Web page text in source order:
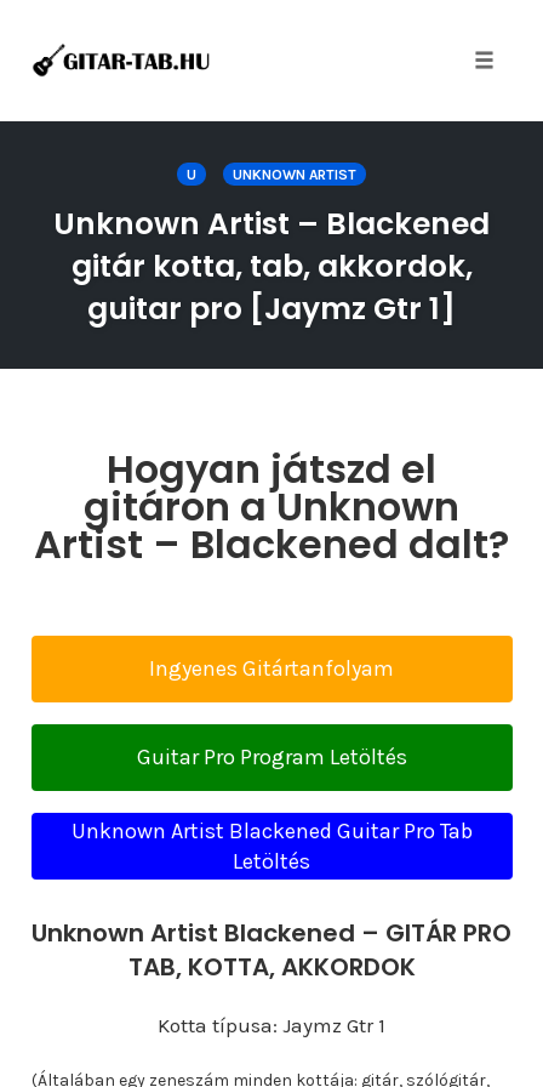
U UNKNOWN ARTIST
Unknown Artist – Blackened
gitár kotta, tab, akkordok,
guitar pro [Jaymz Gtr 1]
Hogyan játszd el
gitáron a Unknown
Artist – Blackened dalt?
Ingyenes Gitártanfolyam
Guitar Pro Program Letöltés
Unknown Artist Blackened Guitar Pro Tab
Letöltés
Unknown Artist Blackened – GITÁR PRO
TAB, KOTTA, AKKORDOK
Kotta típusa: Jaymz Gtr 1
(Általában egy zeneszám minden kottája: gitár, szólógitár,